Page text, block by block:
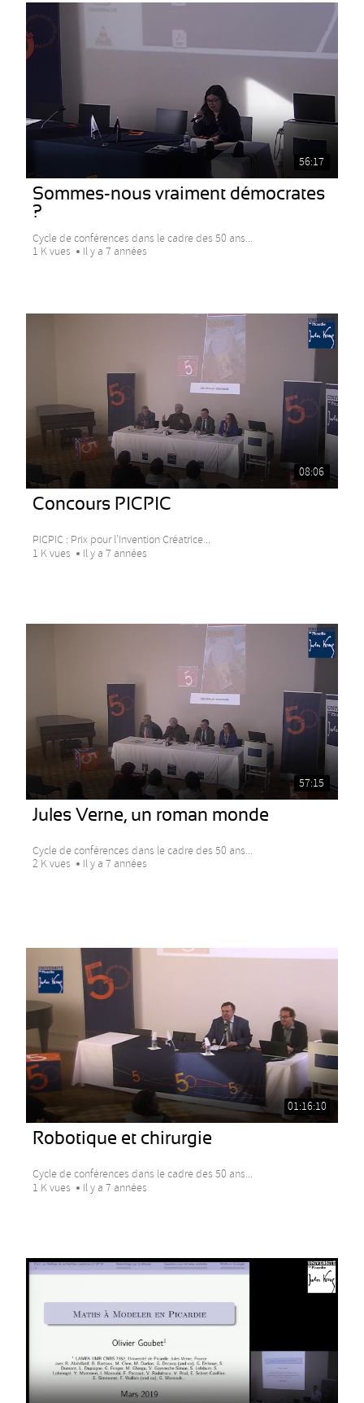
56:17
Sommes-nous vraiment démocrates
?
Cycle de conférences dans le cadre des 50 ans...
1 K vues
Il y a 7 années
08:06
Concours PICPIC
PICPIC : Prix pour l’Invention Créatrice...
1 K vues
Il y a 7 années
57:15
Jules Verne, un roman monde
Cycle de conférences dans le cadre des 50 ans...
2 K vues
Il y a 7 années
01:16:10
Robotique et chirurgie
Cycle de conférences dans le cadre des 50 ans...
1 K vues
Il y a 7 années